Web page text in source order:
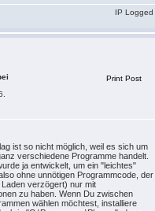
IP Logged
Print Post
ist so nicht möglich, weil es sich um
verschiedene Programme handelt.
ja entwickelt, um ein "leichtes"
ohne unnötigen Programmcode, der
verzögert) nur mit
zu haben. Wenn Du zwischen
wählen möchtest, installiere